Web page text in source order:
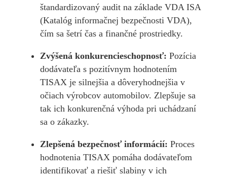
štandardizovaný audit na základe VDA ISA
(Katalóg informačnej bezpečnosti VDA),
čím sa šetrí čas a finančné prostriedky.
Zvýšená konkurencieschopnosť: Pozícia
dodávateľa s pozitívnym hodnotením
TISAX je silnejšia a dôveryhodnejšia v
očiach výrobcov automobilov. Zlepšuje sa
tak ich konkurenčná výhoda pri uchádzaní
sa o zákazky.
Zlepšená bezpečnosť informácií: Proces
hodnotenia TISAX pomáha dodávateľom
identifikovať a riešiť slabiny v ich